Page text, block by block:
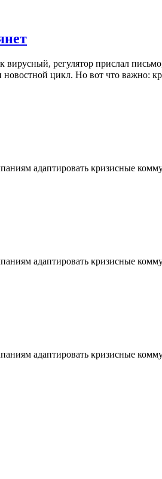
регулятор прислал
цикл. Но вот что важно:
адаптировать кризисные
адаптировать кризисные
адаптировать кризисные